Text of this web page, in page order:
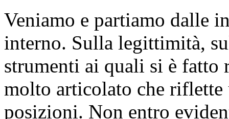
Veniamo e partiamo dalle
interno. Sulla legittimità,
strumenti ai quali si è
molto articolato che riflette
posizioni. Non entro